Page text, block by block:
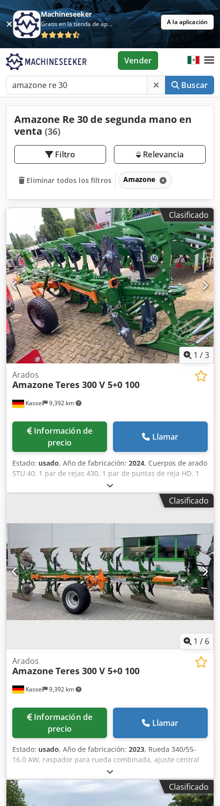
Machineseeker
Gratis en la tienda de aplicaciones A la aplicación
Buscar
Vender
Amazone Re 30 de segunda mano en
venta (36)
Filtro Relevancia
Eliminar todos los filtros Amazone
Clasificado
1 /3
Kassel 9,392 km
Arados
Amazone Teres 300 V 5+0 100
Información de
precio
Llamar
Estado: usado, Año de fabricación: 2024, Cuerpos de arado
STU 40, 1 par de rejas 430, 1 par de puntas de reja HD, 1
par / vástago de abridor previo para altura de bastidor 80
para protección hidráulica contra sobrecarga, abridor
previo M2, 1 par / soportes para discos cortadores, disco
montaje de cuerpo con Csdpfx Abst A Udyogorf
Clasificado
1 / 6
Kassel 9,392 km
Arados
Amazone Teres 300 V 5+0 100
Información de
precio
Llamar
Estado: usado, Año de fabricación: 2023, Rueda 340/55-
16.0 AW, raspador para rueda combinada, ajuste central
de presión de liberación / cuerpo de arado STU 40, reja
430, punta de reja HD, disco de corte Ø 500 dentado, 1
unidad / dentado, preparación para iluminación / Credpst
Eay Eefx Abgsf
Clasificado